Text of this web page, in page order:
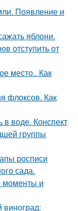
Появление и
яблони.
отступить от
место.. Как
флоксов. Как
воде. Конспект
группы
росписи
сада.
моменты и
виноград: